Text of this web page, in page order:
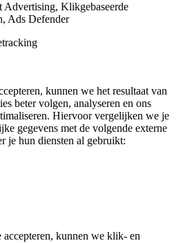
Klikgebaseerde
Ads Defender
kunnen we het resultaat van
beter volgen, analyseren en ons
Hiervoor vergelijken we je
gegevens met de volgende externe
je hun diensten al gebruikt:
accepteren, kunnen we klik- en